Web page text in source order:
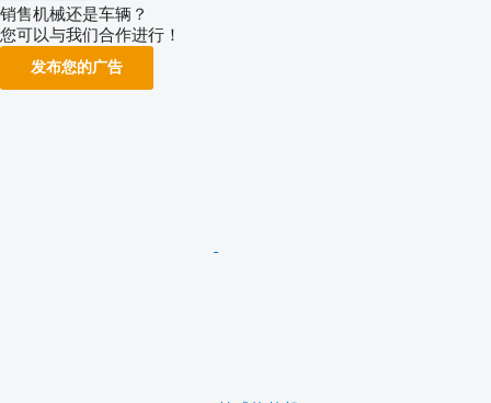
销售机械还是车辆？
您可以与我们合作进行！
发布您的广告